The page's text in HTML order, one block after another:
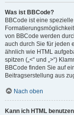
Was ist BBCode?
BBCode ist eine
von BBCode werden
auch durch Sie für jeden
ähnlich wie HTML
spitzen („<“ und „>“)
BBCode finden Sie auf
Beitragserstellung aus
Nach oben
Kann ich HTML